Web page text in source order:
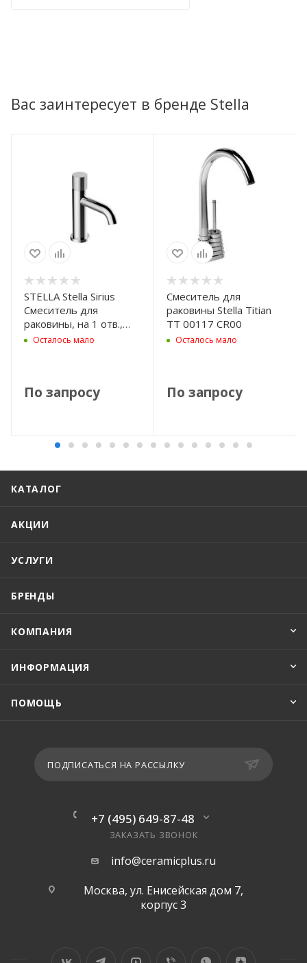
Вас заинтересует в бренде Stella
STELLA Stella Sirius
Смеситель для
раковины, на 1 отв.,
цвет: хром
Осталось мало
По запросу
Смеситель для
раковины Stella Titian
TT 00117 CR00
Осталось мало
По запросу
КАТАЛОГ
АКЦИИ
УСЛУГИ
БРЕНДЫ
КОМПАНИЯ
ИНФОРМАЦИЯ
ПОМОЩЬ
ПОДПИСАТЬСЯ НА РАССЫЛКУ
+7 (495) 649-87-48
ЗАКАЗАТЬ ЗВОНОК
info@ceramicplus.ru
Москва, ул. Енисейская дом 7,
корпус 3